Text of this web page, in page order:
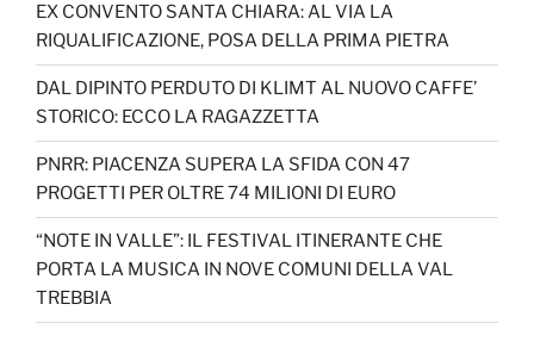
EX CONVENTO SANTA CHIARA: AL VIA LA
RIQUALIFICAZIONE, POSA DELLA PRIMA PIETRA
DAL DIPINTO PERDUTO DI KLIMT AL NUOVO CAFFE’
STORICO: ECCO LA RAGAZZETTA
PNRR: PIACENZA SUPERA LA SFIDA CON 47
PROGETTI PER OLTRE 74 MILIONI DI EURO
“NOTE IN VALLE”: IL FESTIVAL ITINERANTE CHE
PORTA LA MUSICA IN NOVE COMUNI DELLA VAL
TREBBIA